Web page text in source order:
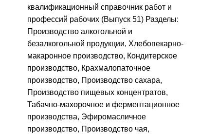
квалификационный справочник работ и
профессий рабочих (Выпуск 51) Разделы:
Производство алкогольной и
безалкогольной продукции, Хлебопекарно-
макаронное производство, Кондитерское
производство, Крахмалопаточное
производство, Производство сахара,
Производство пищевых концентратов,
Табачно-махорочное и ферментационное
производства, Эфиромасличное
производство, Производство чая,